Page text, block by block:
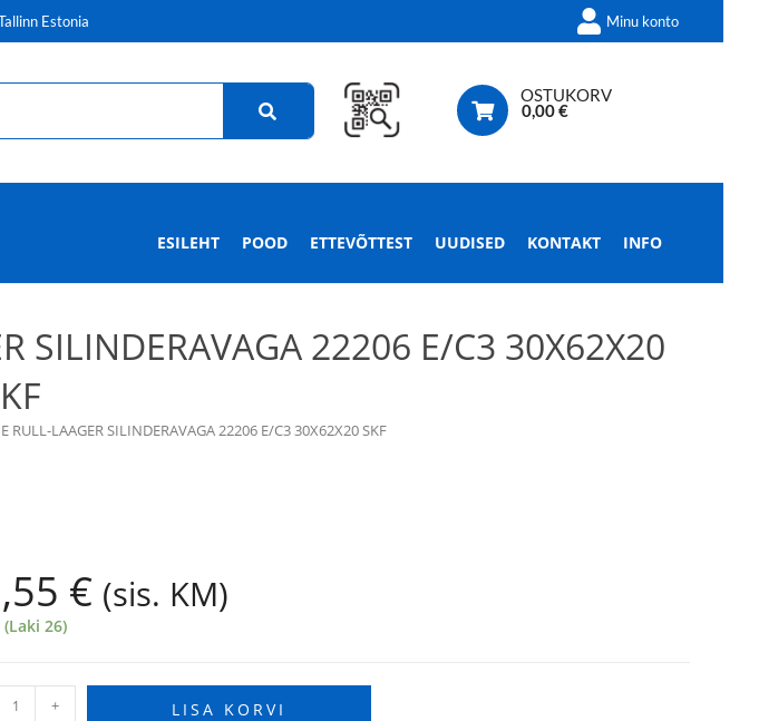
Estonia Minu konto
OSTUKORV
0,00€
ESILEHT POOD ETTEVÕTTEST UUDISED KONTAKT INFO
SILINDERAVAGA 22206 E/C3 30X62X20
RULL-LAAGER SILINDERAVAGA 22206 E/C3 30X62X20 SKF
€ (sis. KM)
26)
+ LISA KORVI